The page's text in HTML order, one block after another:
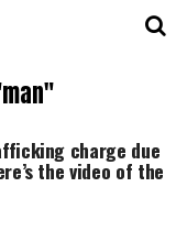
charge due
the video of the